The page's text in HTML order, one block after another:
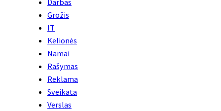
Darbas
Grožis
IT
Kelionės
Namai
Rašymas
Reklama
Sveikata
Verslas